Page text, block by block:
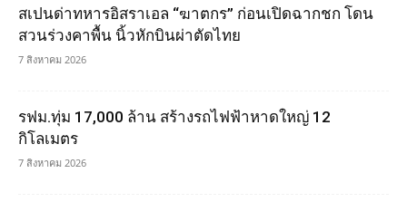
สเปนด่าทหารอิสราเอล “ฆาตกร” ก่อนเปิดฉากชก โดน
สวนร่วงคาพื้น นิ้วหักบินผ่าตัดไทย
7 สิงหาคม 2026
รฟม.ทุ่ม 17,000 ล้าน สร้างรถไฟฟ้าหาดใหญ่ 12
กิโลเมตร
7 สิงหาคม 2026